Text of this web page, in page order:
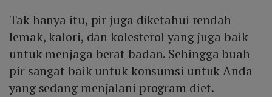
Tak hanya itu, pir juga diketahui rendah
lemak, kalori, dan kolesterol yang juga baik
untuk menjaga berat badan. Sehingga buah
pir sangat baik untuk konsumsi untuk Anda
yang sedang menjalani program diet.